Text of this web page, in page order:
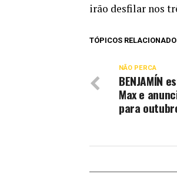
irão desfilar nos
TÓPICOS
NÃO PERCA
BENJAMÍN
Max e
para